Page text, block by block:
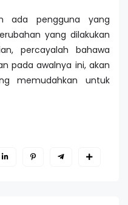
ada pengguna yang
yang dilakukan
percayalah bahawa
pada awalnya ini, akan
memudahkan untuk